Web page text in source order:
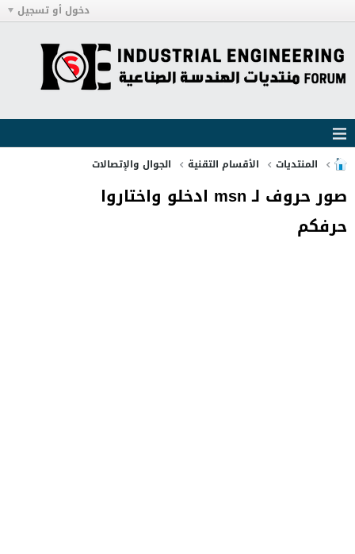
دخول أو تسجيل
المنتديات الأقسام التقنية الجوال والإتصالات
صور حروف لـ msn ادخلو واختاروا
حرفكم